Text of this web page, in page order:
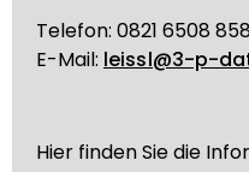
Telefon: 0821 6508
E-Mail: leissl@3-p-
Hier finden Sie die